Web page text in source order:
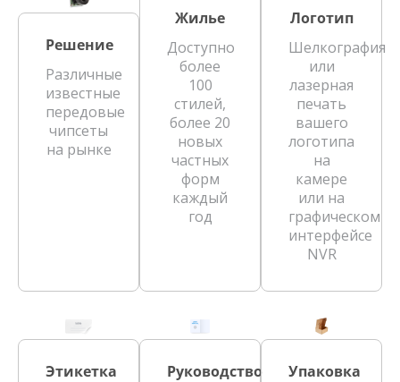
Решение
Различные
известные
передовые
чипсеты
на рынке
Жилье
Доступно
более
100
стилей,
более 20
новых
частных
форм
каждый
год
Логотип
Шелкография
или
лазерная
печать
вашего
логотипа
на
камере
или на
графическом
интерфейсе
NVR
Этикетка
Руководство
Упаковка